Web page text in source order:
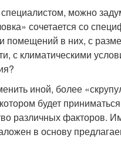
можно
сочетается со
помещений в них, с
с климатическими
иной, более
будет
различных факторов.
в основу